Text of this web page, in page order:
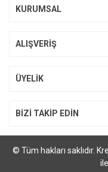
KURUMSAL
ALIŞVERİŞ
ÜYELİK
BİZİ TAKİP EDİN
© Tüm hakları saklıdır.